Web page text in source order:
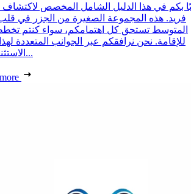
بكم في هذا الدليل الشامل المخصص
فريد. هذه المجموعة الصغيرة من الجزر في قلب
المتوسط تستحق كل اهتمامكم، سواء كنتم
للإقامة. نحن نرافقكم عبر الجوانب المتعددة لهذا
الاستثنائي. هويته تت...